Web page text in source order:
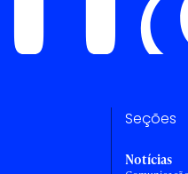
Seções
Notícias